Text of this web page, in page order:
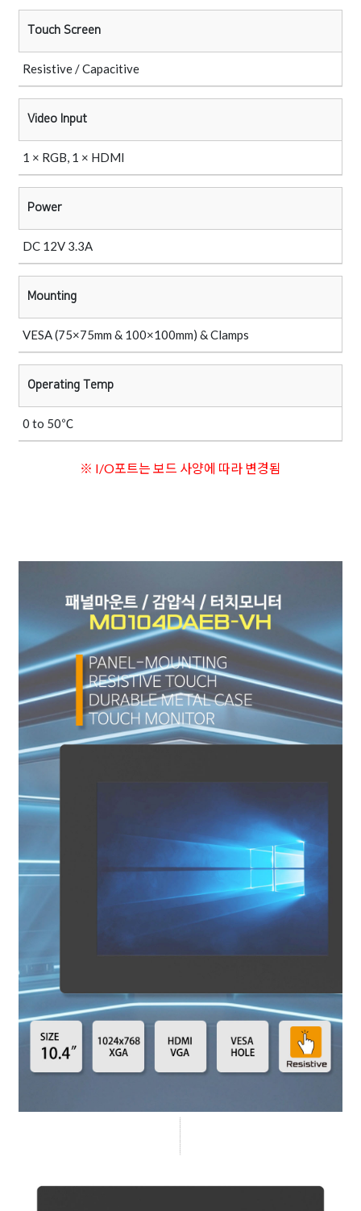
Touch Screen
Resistive / Capacitive
Video Input
1 × RGB, 1 × HDMI
Power
DC 12V 3.3A
Mounting
VESA (75×75mm & 100×100mm) & Clamps
Operating Temp
0 to 50℃
※ I/O포트는 보드 사양에 따라 변경됨